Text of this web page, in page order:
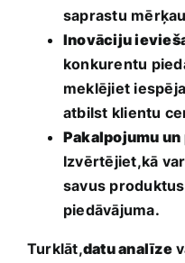
saprastu
Inovāciju
konkurentu
meklējiet
atbilst klientu‌
Pakalpojumu
Izvērtējiet,kā
savus
piedāvājuma.
Turklāt,datu analīze